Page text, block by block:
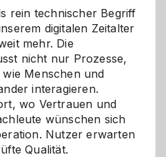
rein technischer Begriff
digitalen Zeitalter
mehr. Die
nicht nur Prozesse,
Menschen und
interagieren.
wo Vertrauen und
wünschen sich
Nutzer erwarten
Qualität.